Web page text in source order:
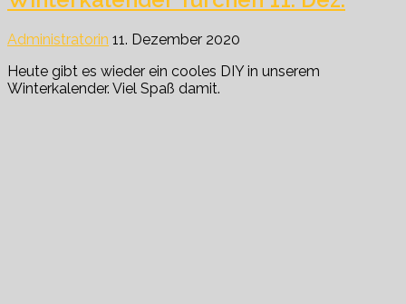
Administratorin 11. Dezember 2020
Heute gibt es wieder ein cooles DIY in unserem
Winterkalender. Viel Spaß damit.